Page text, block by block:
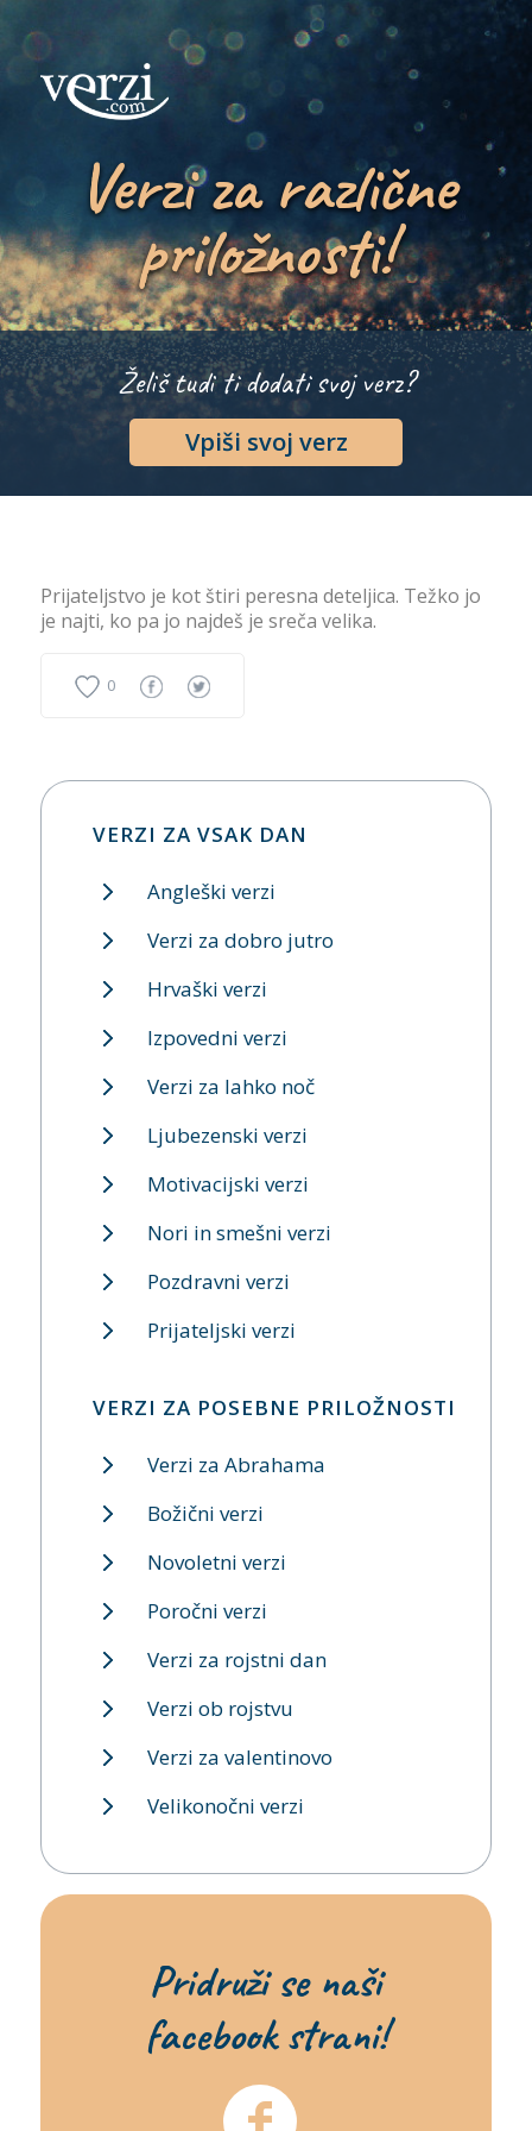
Verzi za različne
priložnosti!
Želiš tudi ti dodati svoj verz?
Vpiši svoj verz
Prijateljstvo je kot štiri peresna deteljica. Težko jo
je najti, ko pa jo najdeš je sreča velika.
0
VERZI ZA VSAK DAN
Angleški verzi
Verzi za dobro jutro
Hrvaški verzi
Izpovedni verzi
Verzi za lahko noč
Ljubezenski verzi
Motivacijski verzi
Nori in smešni verzi
Pozdravni verzi
Prijateljski verzi
VERZI ZA POSEBNE PRILOŽNOSTI
Verzi za Abrahama
Božični verzi
Novoletni verzi
Poročni verzi
Verzi za rojstni dan
Verzi ob rojstvu
Verzi za valentinovo
Velikonočni verzi
Pridruži se naši
facebook strani!